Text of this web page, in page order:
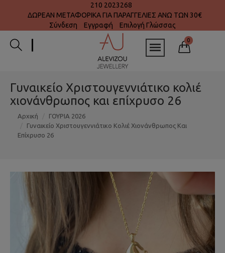
210 2023268
ΔΩΡΕΑΝ ΜΕΤΑΦΟΡΙΚΑ ΓΙΑ ΠΑΡΑΓΓΕΛΙΕΣ ΑΝΩ ΤΩΝ 30€
Σύνδεση
Εγγραφή Επιλογή Γλώσσας
0
Γυναικείο Χριστουγεννιάτικο κολιέ
χιονάνθρωπος και επίχρυσο 26
Αρχική
ΓΟΥΡΙΑ 2026
Γυναικείο Χριστουγεννιάτικο Κολιέ Χιονάνθρωπος Και
Επίχρυσο 26